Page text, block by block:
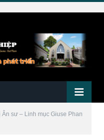
Ân sư – Linh mục Giuse Phan